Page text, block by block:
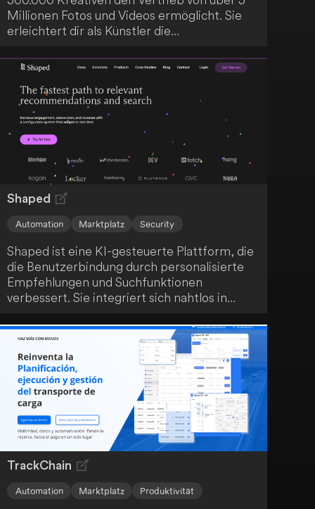
Millionen Fotos und Videos ermöglicht. Sie
erleichtert dir als Künstler die
diese mit großen Marktplätzen und Marken
verbindet und manuelle Aufgaben reduziert.
Zusätzlich bietet Wirestock einen
leistungsfähigen KI-Generator, der das
Erstellen und Monetarisieren von KI-Inhalten
in wenigen Schritten ermöglicht.
Shaped
Automation Marktplatz Security
Shaped ist eine KI-gesteuerte Plattform, die
die Benutzerbindung durch personalisierte
Empfehlungen und Suchfunktionen
verbessert. Sie integriert sich nahtlos in
fortschrittliche Modelle, um in Echtzeit auf
dein Benutzerverhalten zu reagieren. Die
skalierbare und sichere Infrastruktur von
Shaped gewährleistet die Einhaltung von
GDPR- und SOC2-Standards.
TrackChain
Automation Marktplatz Produktivität